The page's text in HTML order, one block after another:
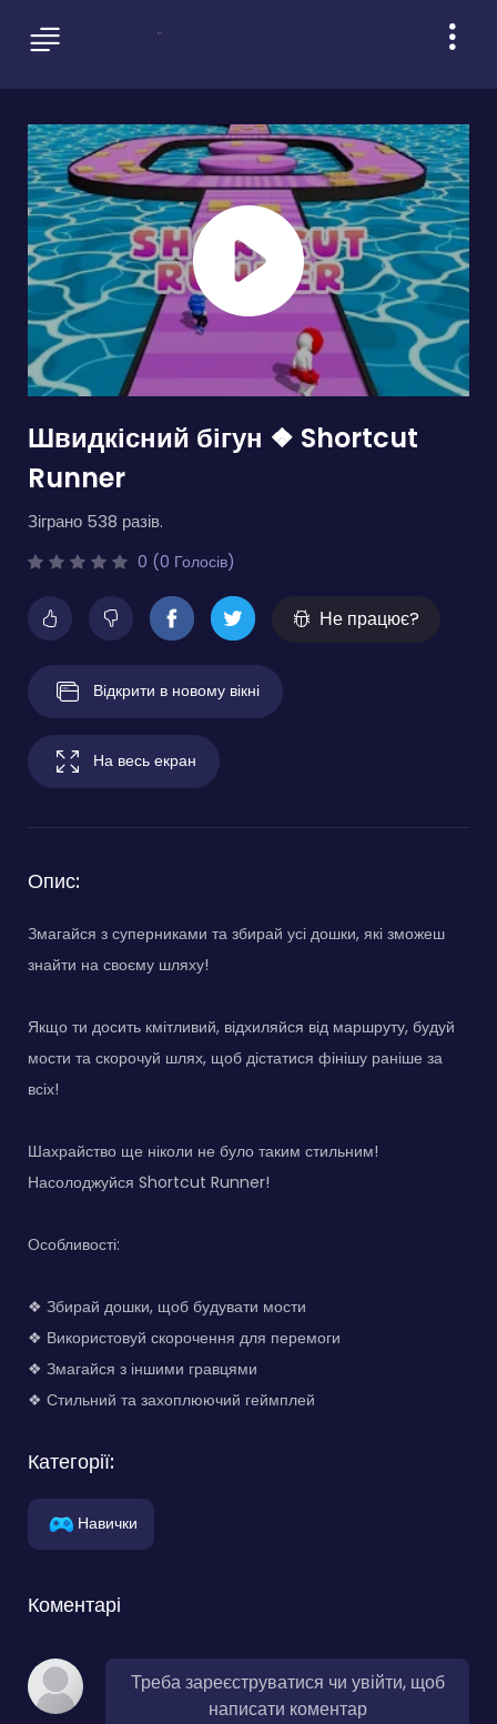
Швидкісний бігун ❖ Shortcut
Runner
Зіграно 538 разів.
0 (0 Голосів)
Не працює?
Відкрити в новому вікні
На весь екран
Опис:
Змагайся з суперниками та збирай усі дошки, які зможеш
знайти на своєму шляху!
Якщо ти досить кмітливий, відхиляйся від маршруту, будуй
мости та скорочуй шлях, щоб дістатися фінішу раніше за
всіх!
Шахрайство ще ніколи не було таким стильним!
Насолоджуйся Shortcut Runner!
Особливості:
❖ Збирай дошки, щоб будувати мости
❖ Використовуй скорочення для перемоги
❖ Змагайся з іншими гравцями
❖ Стильний та захоплюючий геймплей
Категорії:
Навички
Коментарі
Треба зареєструватися чи увійти, щоб
написати коментар